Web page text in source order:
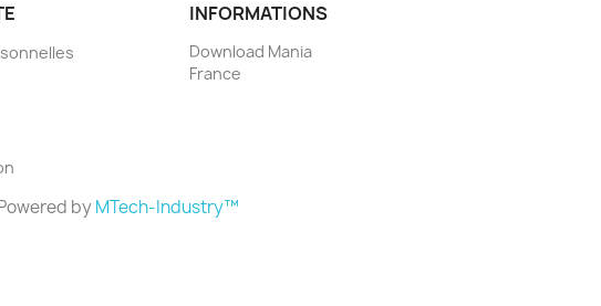
INFORMATIONS
Download Mania
France
byMTech-Industry™